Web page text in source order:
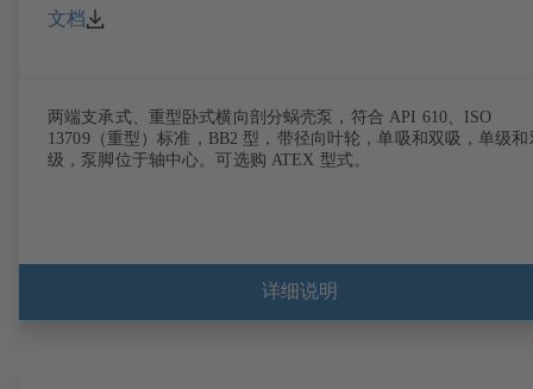
文档
两端支承式、重型卧式横向剖分蜗壳泵，符合 API 610、ISO
13709（重型）标准，BB2 型，带径向叶轮，单吸和双吸，单级和
级，泵脚位于轴中心。可选购 ATEX 型式。
详细说明